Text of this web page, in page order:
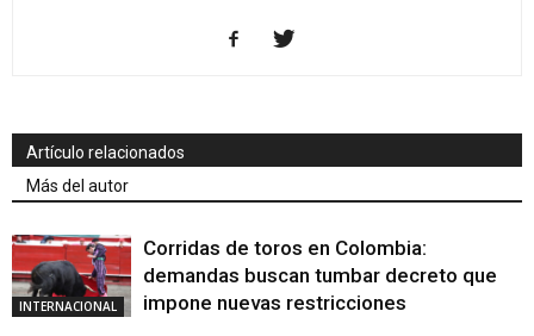
Artículo relacionados
Más del autor
INTERNACIONAL
Corridas de toros en Colombia:
demandas buscan tumbar decreto que
impone nuevas restricciones